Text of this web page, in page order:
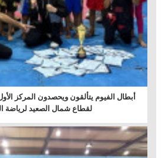
أبطال الفيوم يتألقون ويحصدون المركز
لقطاع شمال الصعيد لرياضة